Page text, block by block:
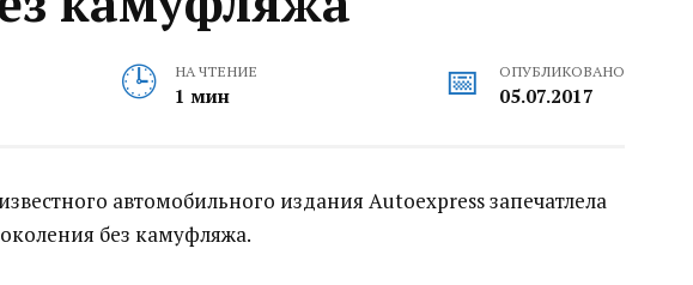
НА ЧТЕНИЕ
1 мин
ОПУБЛИКОВАНО
05.07.2017
автомобильного издания Autoexpress запечатлела
без камуфляжа.